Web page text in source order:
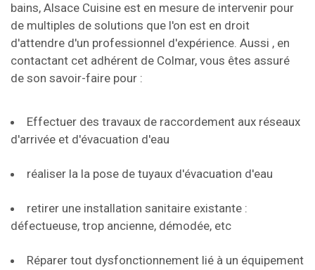
bains, Alsace Cuisine est en mesure de intervenir pour
de multiples de solutions que l'on est en droit
d'attendre d'un professionnel d'expérience. Aussi , en
contactant cet adhérent de Colmar, vous êtes assuré
de son savoir-faire pour :
Effectuer des travaux de raccordement aux réseaux
d'arrivée et d'évacuation d'eau
réaliser la la pose de tuyaux d'évacuation d'eau
retirer une installation sanitaire existante :
défectueuse, trop ancienne, démodée, etc
Réparer tout dysfonctionnement lié à un équipement